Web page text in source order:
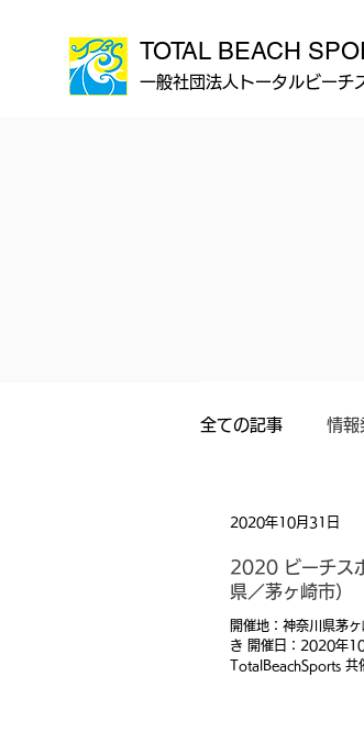
TOTAL BEACH
一般社団法人トータルビーチ
全ての記事 情報
2020 ビーチス
県／茅ヶ崎市）
開催地：神奈川県茅
き 開催日：2020年
TotalBeachSports 共
2020年10月31日